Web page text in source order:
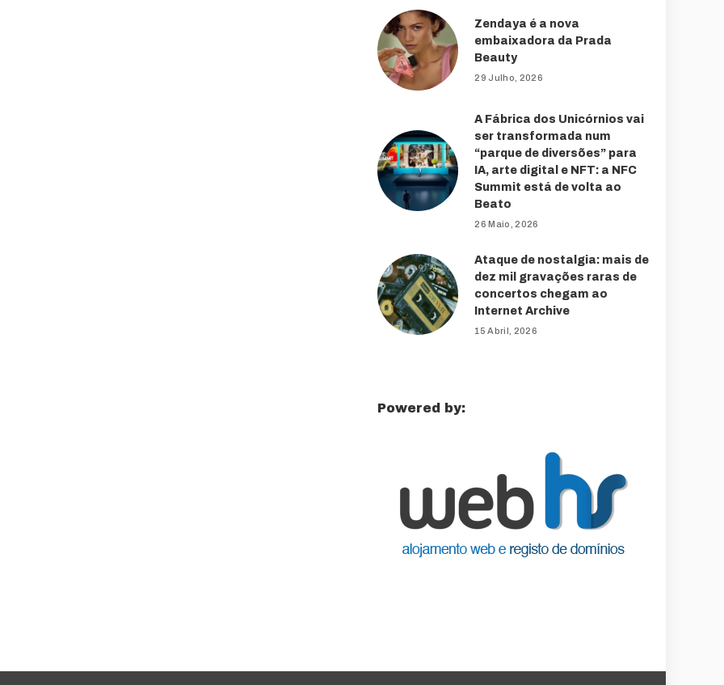
Zendaya é a nova
embaixadora da Prada
Beauty
29 Julho, 2026
A Fábrica dos Unicórnios vai
ser transformada num
“parque de diversões” para
IA, arte digital e NFT: a NFC
Summit está de volta ao
Beato
26 Maio, 2026
Ataque de nostalgia: mais de
dez mil gravações raras de
concertos chegam ao
Internet Archive
15 Abril, 2026
Powered by: